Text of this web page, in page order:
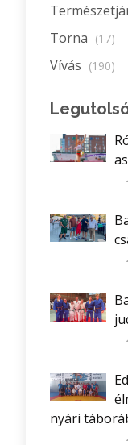
Torna (17)
Vívás (190)
nyári